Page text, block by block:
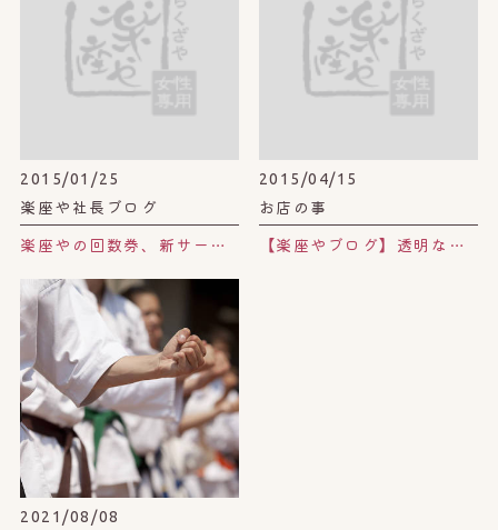
2015/01/25
楽座や社長ブログ
楽座やの回数券、新サービスのご案内。
2015/04/15
お店の事
【楽座やブログ】透明なのに贅沢ヨーグルト味！？
2021/08/08